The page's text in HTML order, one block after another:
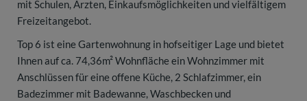
mit Schulen, Ärzten, Einkaufsmöglichkeiten und vielfältigem
Freizeitangebot.
Top 6 ist eine Gartenwohnung in hofseitiger Lage und bietet
Ihnen auf ca. 74,36m² Wohnfläche ein Wohnzimmer mit
Anschlüssen für eine offene Küche, 2 Schlafzimmer, ein
Badezimmer mit Badewanne, Waschbecken und